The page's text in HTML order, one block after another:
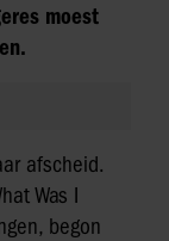
moest
afscheid.
Was I
begon